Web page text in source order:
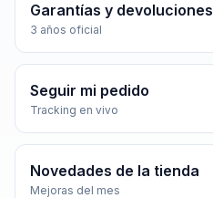
Garantías y devoluciones
3 años oficial
Seguir mi pedido
Tracking en vivo
Novedades de la tienda
Mejoras del mes